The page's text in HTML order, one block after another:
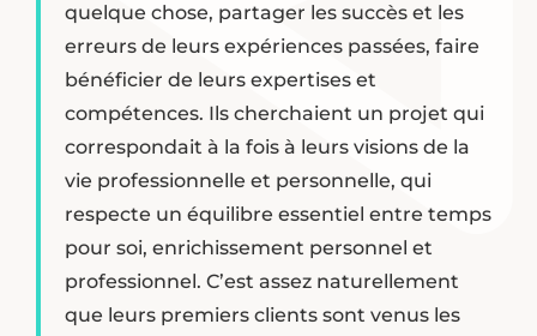
quelque chose, partager les succès et les
erreurs de leurs expériences passées, faire
bénéficier de leurs expertises et
compétences. Ils cherchaient un projet qui
correspondait à la fois à leurs visions de la
vie professionnelle et personnelle, qui
respecte un équilibre essentiel entre temps
pour soi, enrichissement personnel et
professionnel. C’est assez naturellement
que leurs premiers clients sont venus les